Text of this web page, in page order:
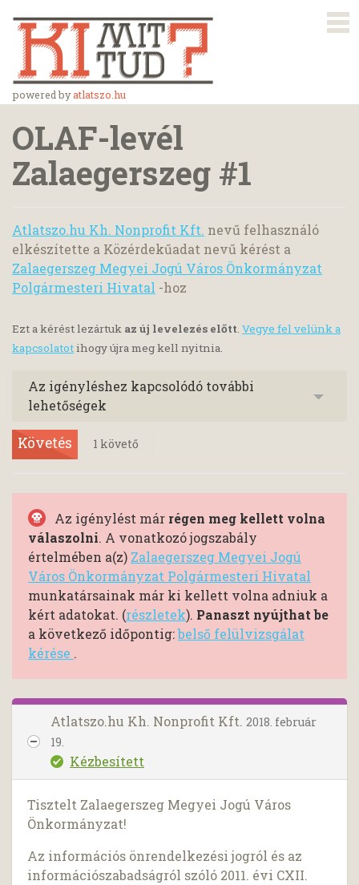
powered byatlatszo.hu
OLAF-levél
Zalaegerszeg #1
Atlatszo.hu Kh. Nonprofit Kft. nevű felhasználó
elkészítette a Közérdekűadat nevű kérést a
Zalaegerszeg Megyei Jogú Város Önkormányzat
Polgármesteri Hivatal -hoz
Ezt a kérést lezártuk az új levelezés előtt. Vegye fel velünk a
kapcsolatotihogy újra meg kell nyitnia.
Az igényléshez kapcsolódó további
lehetőségek
Követés 1 követő
Az igénylést már régen meg kellett volna
válaszolni. A vonatkozó jogszabály
értelmében a(z) Zalaegerszeg Megyei Jogú
Város Önkormányzat Polgármesteri Hivatal
munkatársainak már ki kellett volna adniuk a
kért adatokat. (részletek). Panaszt nyújthat be
a következő időpontig:belső felülvizsgálat
kérése .
Atlatszo.hu Kh. Nonprofit Kft. 2018. február
19.
Kézbesített
Tisztelt Zalaegerszeg Megyei Jogú Város
Önkormányzat!
Az információs önrendelkezési jogról és az
információszabadságról szóló 2011. évi CXII.